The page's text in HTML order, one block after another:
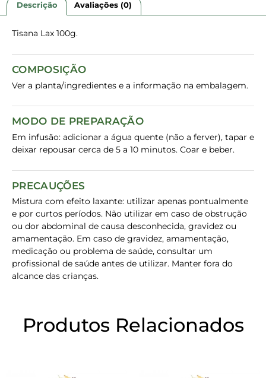
Descrição Avaliações (0)
Tisana Lax 100g.
COMPOSIÇÃO
Ver a planta/ingredientes e a informação na embalagem.
MODO DE PREPARAÇÃO
Em infusão: adicionar a água quente (não a ferver), tapar e
deixar repousar cerca de 5 a 10 minutos. Coar e beber.
PRECAUÇÕES
Mistura com efeito laxante: utilizar apenas pontualmente
e por curtos períodos. Não utilizar em caso de obstrução
ou dor abdominal de causa desconhecida, gravidez ou
amamentação. Em caso de gravidez, amamentação,
medicação ou problema de saúde, consultar um
profissional de saúde antes de utilizar. Manter fora do
alcance das crianças.
Produtos Relacionados